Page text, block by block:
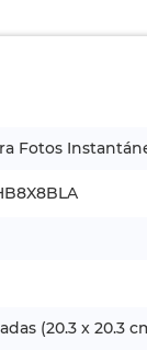
Fotos
(20.3 x 20.3